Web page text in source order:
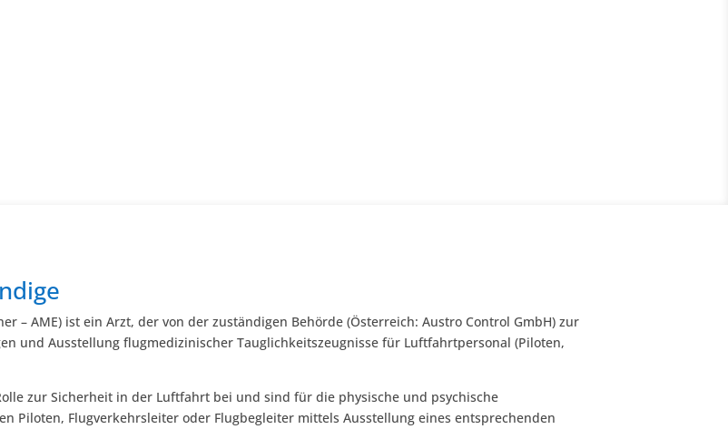
– AME) ist ein Arzt, der von der zuständigen Behörde (Österreich: Austro Control GmbH) zur
und Ausstellung flugmedizinischer Tauglichkeitszeugnisse für Luftfahrtpersonal (Piloten,
zur Sicherheit in der Luftfahrt bei und sind für die physische und psychische
Piloten, Flugverkehrsleiter oder Flugbegleiter mittels Ausstellung eines entsprechenden